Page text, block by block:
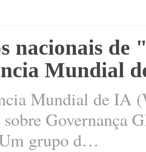
nacionais de
Mundial
Mundial de IA
Governança
grupo d…